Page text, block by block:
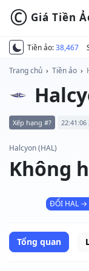
Tiền ảo:38,467
© Giá Tiền
Trang chủ › Tiền ảo ›
Xếp hạng #? 22:41:06
Halcyon (HAL)
Không
ĐỔI HAL →
Tổng quan